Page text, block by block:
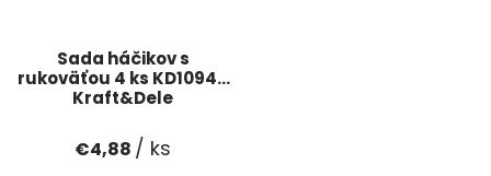
Sada háčikov s
rukoväťou 4 ks KD10944
Kraft&Dele
€4,88 / ks